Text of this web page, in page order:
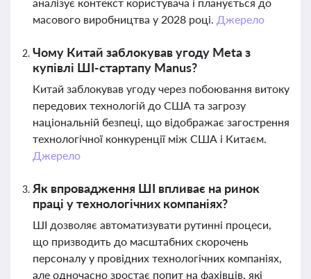
масового виробництва у 2028 році. Джерело
Чому Китай заблокував угоду Meta з
купівлі ШІ-стартапу Manus?
Китай заблокував угоду через побоювання витоку
передових технологій до США та загрозу
національній безпеці, що відображає загострення
технологічної конкуренції між США і Китаєм.
Джерело
Як впровадження ШІ впливає на ринок
праці у технологічних компаніях?
ШІ дозволяє автоматизувати рутинні процеси,
що призводить до масштабних скорочень
персоналу у провідних технологічних компаніях,
але одночасно зростає попит на фахівців, які